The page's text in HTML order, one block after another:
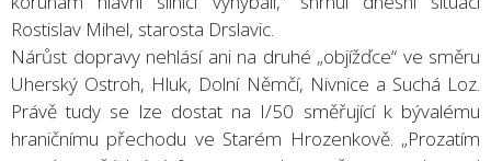
Rostislav Mihel, starosta Drslavic.
Nárůst dopravy nehlásí ani na druhé „objížďce“ ve směru
Uherský Ostroh, Hluk, Dolní Němčí, Nivnice a Suchá Loz.
Právě tudy se lze dostat na I/50 směřující k bývalému
hraničnímu přechodu ve Starém Hrozenkově. „Prozatím